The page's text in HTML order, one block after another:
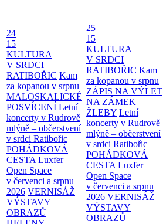
24
15
KULTURA
V SRDCI
RATIBOŘIC Kam
za kopanou v srpnu
MALOSKALICKÉ
POSVÍCENÍ Letní
koncerty v Rudrově
mlýně – občerstvení
v srdci Ratibořic
POHÁDKOVÁ
CESTA Luxfer
Open Space
v červenci a srpnu
2026 VERNISÁŽ
VÝSTAVY
OBRAZŮ
25
15
KULTURA
V SRDCI
RATIBOŘIC Kam
za kopanou v srpnu
ZÁPIS NA VÝLET
NA ZÁMEK
ŽLEBY Letní
koncerty v Rudrově
mlýně – občerstvení
v srdci Ratibořic
POHÁDKOVÁ
CESTA Luxfer
Open Space
v červenci a srpnu
2026 VERNISÁŽ
VÝSTAVY
OBRAZŮ